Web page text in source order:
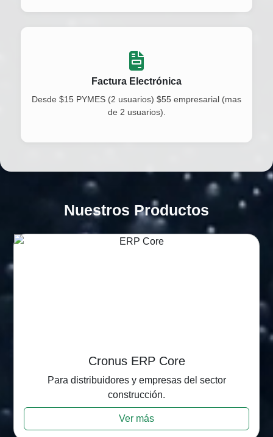
Factura Electrónica
Desde $15 PYMES (2 usuarios) $55 empresarial (mas
de 2 usuarios).
Nuestros Productos
Cronus ERP Core
Para distribuidores y empresas del sector
construcción.
Ver más